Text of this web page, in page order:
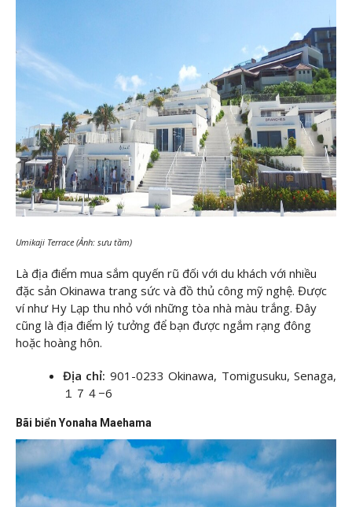
Umikaji Terrace (Ảnh: sưu tầm)
Là địa điểm mua sắm quyến rũ đối với du khách với nhiều
đặc sản Okinawa trang sức và đồ thủ công mỹ nghệ. Được
ví như Hy Lạp thu nhỏ với những tòa nhà màu trắng. Đây
cũng là địa điểm lý tưởng để bạn được ngắm rạng đông
hoặc hoàng hôn.
Địa chỉ: 901-0233 Okinawa, Tomigusuku, Senaga,
１７４−6
Bãi biển Yonaha Maehama